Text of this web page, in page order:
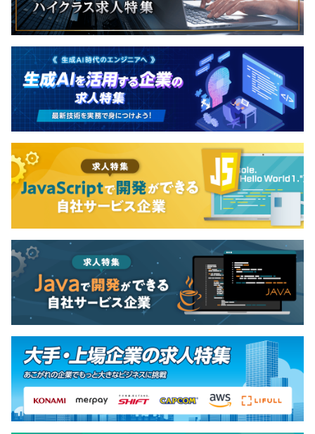
エンジニア約2,300名で構成されています。
内訳：開発設計、生産技術など
テーマごとに1～2名で分析・アルゴリズム開発をおこな
っております。
適用する製品プロジェクト側のメンバーが関わって、スコ
ープの決定、アルゴリズム開発をおこなっていきます。
1テーマの単位期間は、およそ3～6カ月です。